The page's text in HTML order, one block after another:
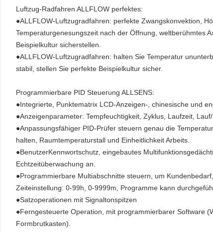
Luftzug-Radfahren ALLFLOW perfektes:
●ALLFLOW-Luftzugradfahren: perfekte Zwangskonvektion,
Temperaturgenesungszeit nach der Öffnung, weltberühmtes
Beispielkultur sicherstellen.
●ALLFLOW-Luftzugradfahren: halten Sie Temperatur
stabil, stellen Sie perfekte Beispielkultur sicher.
Programmierbare PID Steuerung ALLSENS:
●Integrierte, Punktematrix LCD-Anzeigen-, chinesische und
●Anzeigenparameter: Tempfeuchtigkeit, Zyklus, Laufzeit,
●Anpassungsfähiger PID-Prüfer steuern genau die
halten, Raumtemperaturstall und Einheitlichkeit Arbeits.
●BenutzerKennwortschutz, eingebautes
Echtzeitüberwachung an.
●Programmierbare Multiabschnitte steuern, um
Zeiteinstellung: 0-99h, 0-9999m, Programme kann
●Satzoperationen mit Signaltonspitzen
●Ferngesteuerte Operation, mit programmierbarer Software
Formbrutkasten).